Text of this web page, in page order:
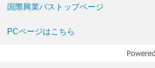
国際興業バストップページ
PCページはこちら